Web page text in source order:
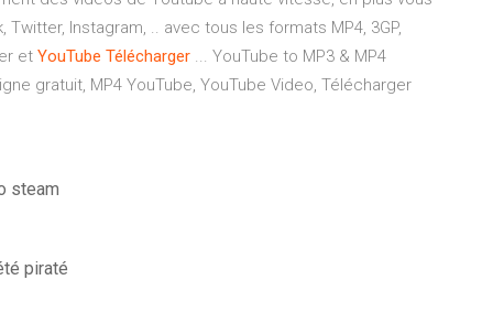
Instagram, .. avec tous les formats MP4, 3GP,
et YouTube Télécharger ... YouTube to MP3 & MP4
gratuit, MP4 YouTube, YouTube Video, Télécharger
steam
piraté